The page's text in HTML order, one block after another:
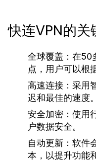
快连VPN的关
全球覆盖： 在50
点，用户可以根
高速连接： 采用
迟和最佳的速度。
安全加密： 使用
户数据安全。
自动更新： 软件
本，以提升功能